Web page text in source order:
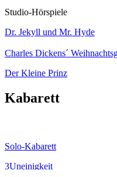
Studio-Hörspiele
Dr. Jekyll und Mr. Hyde
Charles Dickens´
Der Kleine Prinz
Kabarett
Solo-Kabarett
3Uneinigkeit